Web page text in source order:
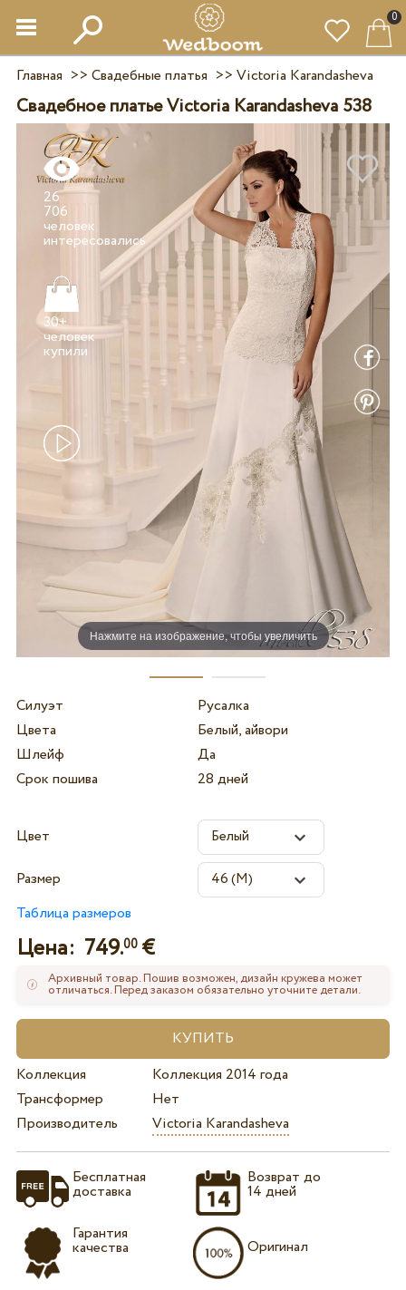
0
Главная >> Свадебные платья >> Victoria Karandasheva
Свадебное платье Victoria Karandasheva 538
Нажмите на изображение, чтобы увеличить
26
706
человек
интересовались
30+
человек
Силуэт
Русалка
Цвета
Белый, айвори
Шлейф
Да
Срок пошива
28 дней
Цвет
Размер
Таблица размеров
Цена: 749.00€
Архивный товар. Пошив возможен, дизайн кружева может
отличаться. Перед заказом обязательно уточните детали.
Коллекция
Коллекция 2014 года
Трансформер
Нет
Производитель
Victoria Karandasheva
Бесплатная
доставка
Гарантия
качества
Возврат до
14 дней
Оригинал